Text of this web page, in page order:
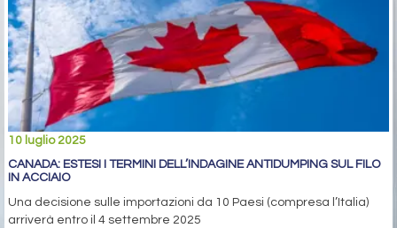
10 luglio 2025
CANADA: ESTESI I TERMINI DELL’INDAGINE ANTIDUMPING SUL FILO
IN ACCIAIO
Una decisione sulle importazioni da 10 Paesi (compresa l’Italia)
arriverà entro il 4 settembre 2025